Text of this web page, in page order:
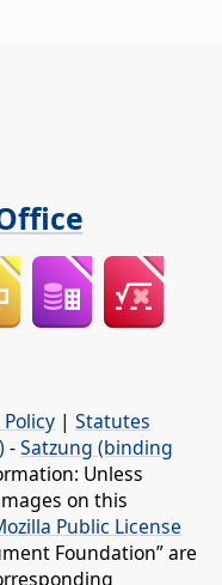
| Statutes
-Satzung (binding
Unless
on this
Public License
Foundation” are